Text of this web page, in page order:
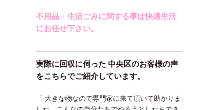
不用品・生活ごみに関する事は快適生活
にお任せ下さい。
実際に回収に伺った 中央区のお客様の声
をこちらでご紹介しています。
「 大きな物なので専門家に来て頂いて助かりま